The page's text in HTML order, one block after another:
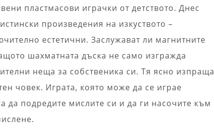
пластмасови играчки от детството. Днес
произведения на изкуството –
естетични. Заслужават ли магнитните
шахматната дъска не само изгражда
неща за собственика си. Тя ясно изпраща
човек. Играта, която може да се играе
да подредите мислите си и да ги насочите към